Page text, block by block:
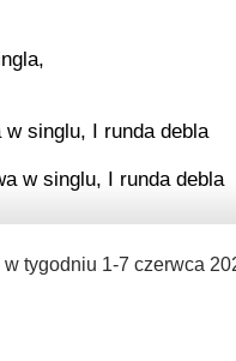
singlu, I runda debla
w singlu, I runda debla
tygodniu 1-7 czerwca